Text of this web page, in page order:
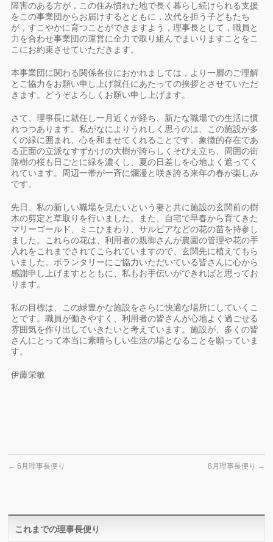
障害のある方が，この住み慣れた地で長く暮らし続けられる支援
をこの事業団からお届けするとともに，次代を担う子どもたち
が，すこやかに育つことができますよう，理事長として，職員と
力を合わせ事業団の運営に全力で取り組んでまいりますことをこ
こにお約束させていただきます。
本事業団に関わる関係各位におかれましては，より一層のご理解
とご協力をお願い申し上げ就任にあたっての挨拶とさせていただ
きます。どうぞよろしくお願い申し上げます。
さて、理事長に就任し一月近くが経ち、新たな職場での生活に慣
れつつあります。私がなによりうれしく思うのは、この施設が多
くの緑に囲まれ、心を和ませてくれることです。象徴的存在であ
る正面の立派なすずかけの大樹が誇らしくそびえ立ち、周囲の街
路樹の桜も日ごとに緑を濃くし、夏の日差しを心地よく遮ってく
れています。周辺一帯が一斉に爛漫と咲き誇る来年の春が楽しみ
です。
先日、私の新しい職場を見たいという妻と共に施設の玄関前の樹
木の剪定と草取りを行いました。また、自宅で早春から育てきた
マリーゴールド、ミニひまわり、サルビアなどの花の苗を持参し
ました。これらの花は、利用者の親御さんが農園の管理や花の手
入れをこれまでされてこられていますので、玄関先に植えてもら
いました。ボランタリーにご協力いただいている皆さんに心から
感謝申し上げますとともに、私もお手伝いができればと思ってお
ります。
私の目標は、この緑豊かな施設をさらに快適な場所にしていくこ
とです。職員が働きやすく、利用者の皆さんが心地よく過ごせる
雰囲気を作り出していきたいと考えています。施設が、多くの皆
さんにとって本当に素晴らしい生活の場となることを願っていま
す。
伊藤栄敏
← 6月理事長便り 8月理事長便り →
これまでの理事長便り